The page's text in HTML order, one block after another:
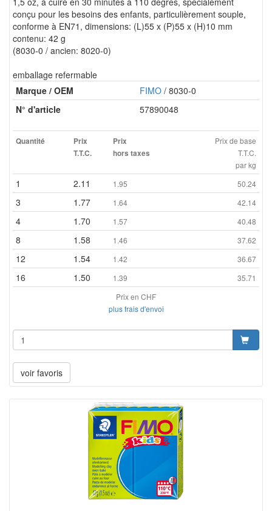
conçu pour les besoins des enfants, particulièrement souple,
conforme à EN71, dimensions: (L)55 x (P)55 x (H)10 mm
contenu: 42 g
(8030-0 / ancien: 8020-0)
emballage refermable
Marque / OEM
FIMO / 8030-0
N° d'article
57890048
Quantité
Prix
T.T.C.
Prix
hors taxes
Prix de base
T.T.C.
par kg
1 2.11 1.95 50.24
3 1.77 1.64 42.14
4 1.70 1.57 40.48
8 1.58 1.46 37.62
12 1.54 1.42 36.67
16 1.50 1.39
35.71
Prix en CHF
plus frais d'envoi
voir favoris